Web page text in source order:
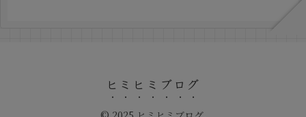
ヒミヒミブログ